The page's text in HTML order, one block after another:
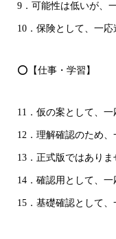
9．可能性は低いが、
10．保険として、一応
⭕【仕事・学習】
11．仮の案として、一
12．理解確認のため、
13．正式版ではありま
14．確認用として、一
15．基礎確認として、